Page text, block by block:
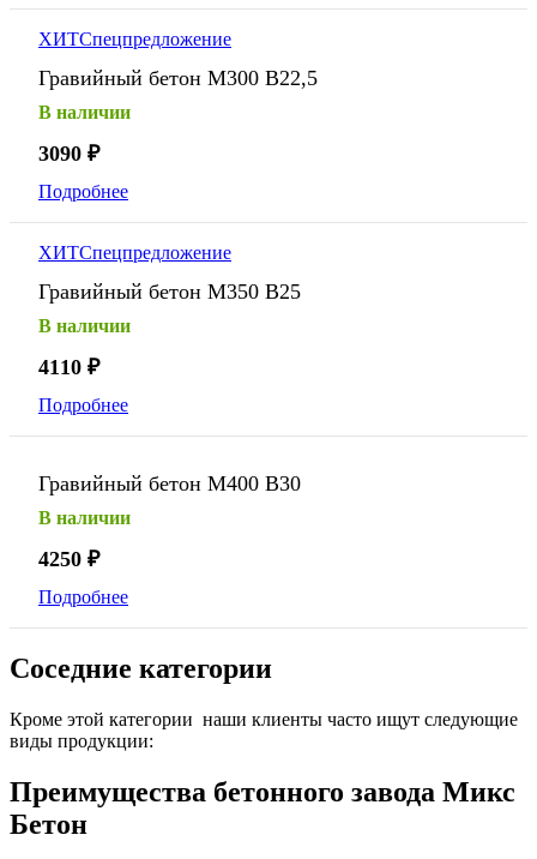
ХИТСпецпредложение
Гравийный бетон М300 В22,5
В наличии
3090 ₽
Подробнее
ХИТСпецпредложение
Гравийный бетон М350 В25
В наличии
4110 ₽
Подробнее
Гравийный бетон М400 В30
В наличии
4250 ₽
Подробнее
Соседние категории
Кроме этой категории наши клиенты часто ищут следующие
виды продукции:
Преимущества бетонного завода Микс
Бетон